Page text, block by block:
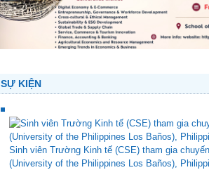
SỰ KIỆN
Sinh viên Trường Kinh tế (CSE) tham gia
(University of the Philippines Los Baños),